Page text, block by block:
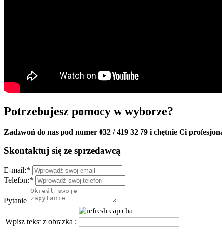
Potrzebujesz pomocy w wyborze?
Zadzwoń do nas pod numer 032 / 419 32 79 i chętnie Ci
Skontaktuj się ze sprzedawcą
E-mail:*
Telefon:*
Pytanie
Wpisz tekst z obrazka :